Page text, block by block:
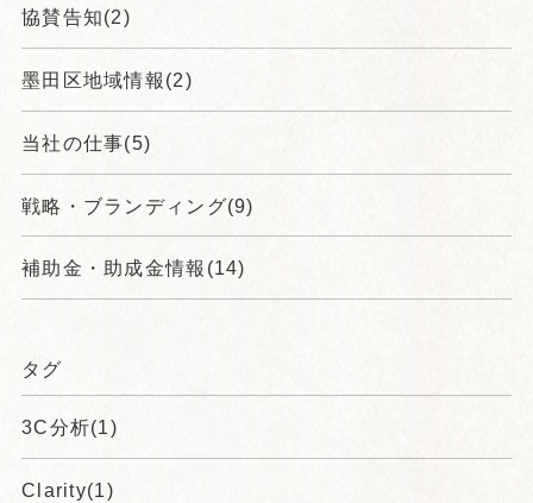
協賛告知(2)
墨田区地域情報(2)
当社の仕事(5)
戦略・ブランディング(9)
補助金・助成金情報(14)
タグ
3C分析(1)
Clarity(1)